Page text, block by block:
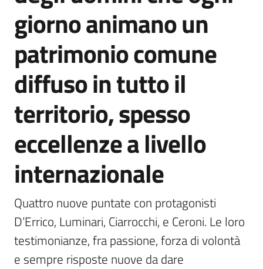
giorno animano un
patrimonio comune
diffuso in tutto il
territorio, spesso
eccellenze a livello
internazionale
Quattro nuove puntate con protagonisti
D’Errico, Luminari, Ciarrocchi, e Ceroni. Le loro
testimonianze, fra passione, forza di volontà
e sempre risposte nuove da dare